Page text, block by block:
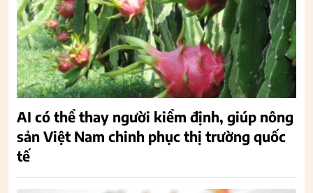
AI có thể thay người kiểm định, giúp nông
sản Việt Nam chinh phục thị trường quốc
tế